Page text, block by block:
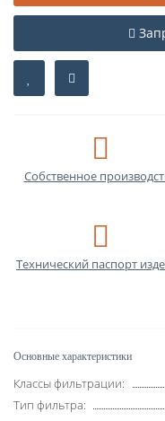
Собственное
Технический паспорт
Основные характеристики
Классы фильтрации:
Тип фильтра: